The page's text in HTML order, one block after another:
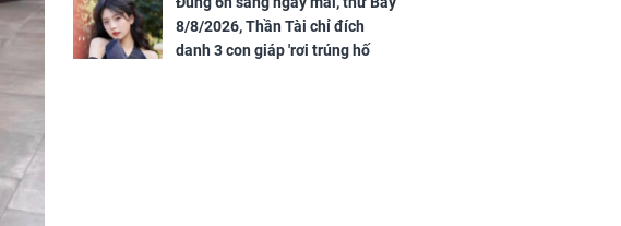
8/8/2026, Thần Tài chỉ đích
danh 3 con giáp 'rơi trúng hố